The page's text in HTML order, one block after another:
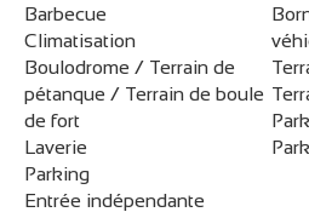
Barbecue
Climatisation
Boulodrome / Terrain de
pétanque / Terrain de boule
de fort
Laverie
Parking
Entrée indépendante